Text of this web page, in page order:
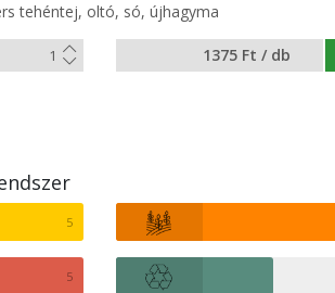
tehéntej, oltó, só, újhagyma
1375 Ft / db
5
5